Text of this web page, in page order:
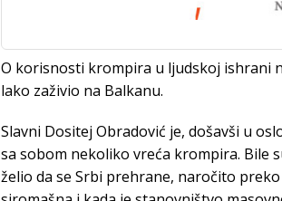
O korisnosti krompira u ljudskoj ishrani
lako zaživio na Balkanu.
Slavni Dositej Obradović je, došavši u
sa sobom nekoliko vreća krompira. Bile
želio da se Srbi prehrane, naročito